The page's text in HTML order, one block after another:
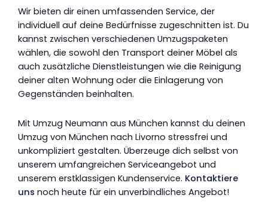
Wir bieten dir einen umfassenden Service, der
individuell auf deine Bedürfnisse zugeschnitten ist. Du
kannst zwischen verschiedenen Umzugspaketen
wählen, die sowohl den Transport deiner Möbel als
auch zusätzliche Dienstleistungen wie die Reinigung
deiner alten Wohnung oder die Einlagerung von
Gegenständen beinhalten.
Mit Umzug Neumann aus München kannst du deinen
Umzug von München nach Livorno stressfrei und
unkompliziert gestalten. Überzeuge dich selbst von
unserem umfangreichen Serviceangebot und
unserem erstklassigen Kundenservice. Kontaktiere
uns noch heute für ein unverbindliches Angebot!